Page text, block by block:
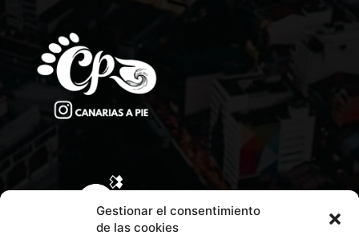
Gestionar el consentimiento
de las cookies